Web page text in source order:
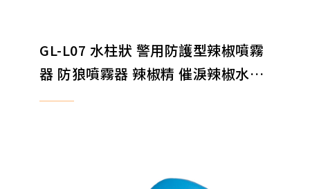
GL-L07 水柱狀 警用防護型辣椒噴霧
器 防狼噴霧器 辣椒精 催淚辣椒水
60ml 可噴3公尺 防身器材